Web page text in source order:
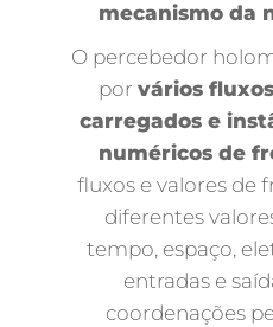
mecanismo da
O percebedor
por vários
carregados e
numéricos de
fluxos e valores de
diferentes
tempo, espaço,
entradas e
coordenações